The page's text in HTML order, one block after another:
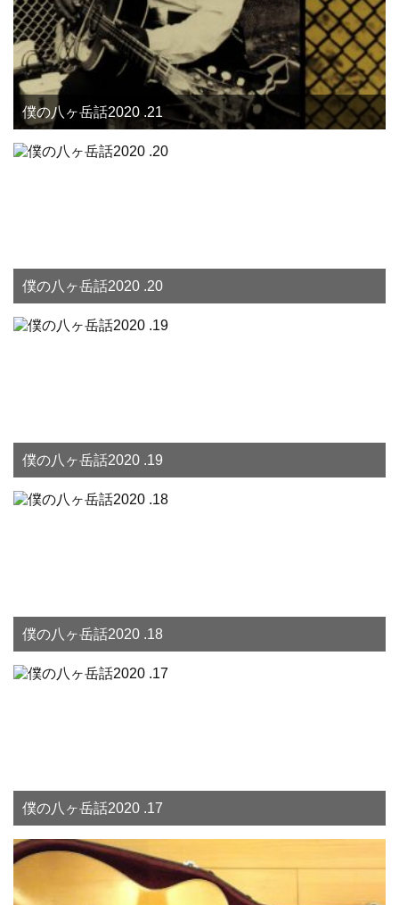
僕の八ヶ岳話2020 .21
僕の八ヶ岳話2020 .20
僕の八ヶ岳話2020 .19
僕の八ヶ岳話2020 .18
僕の八ヶ岳話2020 .17